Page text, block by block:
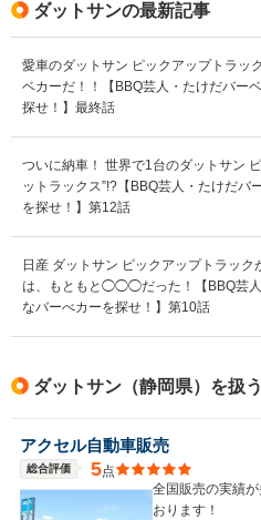
ダットサンの最新記事
愛車のダットサン ピックアップトラッ
ベカーだ！！【BBQ芸人・たけだバー
探せ！】最終話
ついに納車！ 世界で1台のダットサン
ットラックス”!?【BBQ芸人・たけだバ
を探せ！】第12話
日産 ダットサン ピックアップトラッ
は、もともと◯◯◯だった！【BBQ芸人
なバーべカーを探せ！】第10話
ダットサン（静岡県）を扱
アクセル自動車販売
総合評価 5点
全国販売の実績
おります！